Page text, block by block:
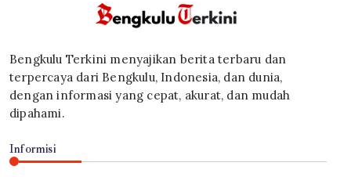
Bengkulu Terkini menyajikan berita terbaru dan
terpercaya dari Bengkulu, Indonesia, dan dunia,
dengan informasi yang cepat, akurat, dan mudah
dipahami.
Informisi